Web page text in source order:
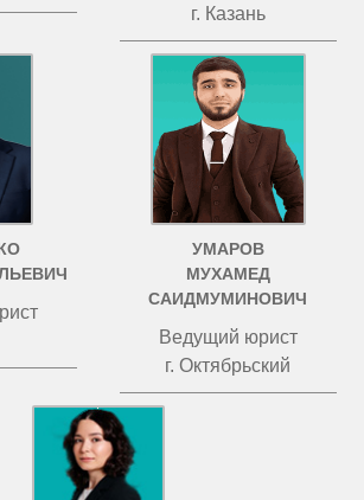
г. Казань
УМАРОВ
МУХАМЕД
САИДМУМИНОВИЧ
Ведущий юрист
г. Октябрьский